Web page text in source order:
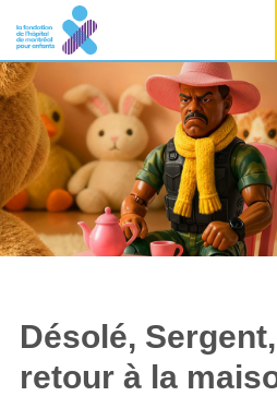
contenu
principal
Désolé,
retour à la